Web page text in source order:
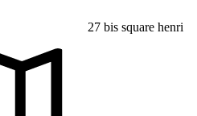
27 bis square henri